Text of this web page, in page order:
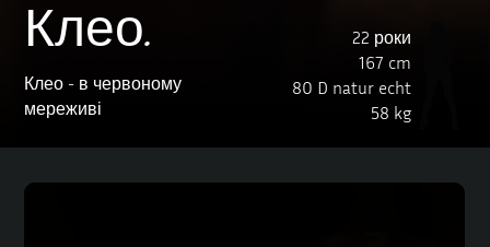
Клео.
Клео - в червоному
мереживі
22 роки
167 cm
80 D natur echt
58 kg